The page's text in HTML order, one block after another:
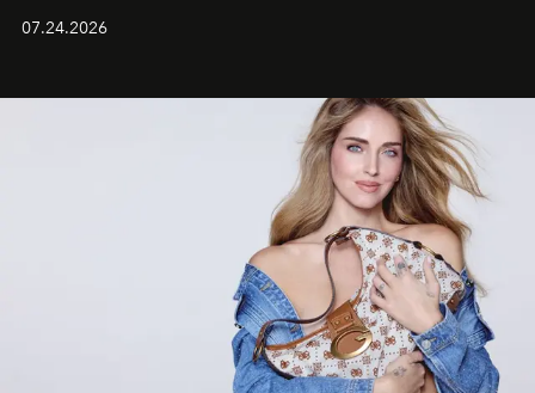
unsurlarından biri olarak öne çıkıyor.
07.24.2026